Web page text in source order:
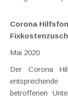
Corona
Mai 2020
Der Corona
entsprechende Liquidität bei von der Corona-Krise
betroffenen